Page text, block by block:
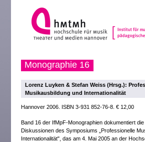
Monographie 16
Lorenz Luyken & Stefan Weiss (Hrsg.):
Musikausbildung und Internationalität
Hannover 2006. ISBN 3-931 852-76-8. € 12,00
Band 16 der IfMpF-Monographien dokumentiert
Diskussionen des Symposiums „Professionelle
Internationalität", das am 4. Mai 2005 an der